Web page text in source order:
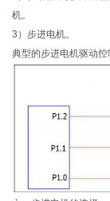
机。
3）步进电机。
典型的步进电机驱动控